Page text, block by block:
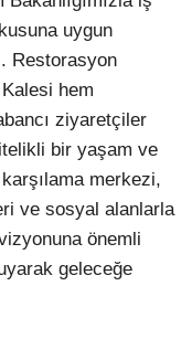
uygun
Restorasyon
hem
ziyaretçiler
bir yaşam ve
merkezi,
ve sosyal alanlarla
önemli
geleceğe